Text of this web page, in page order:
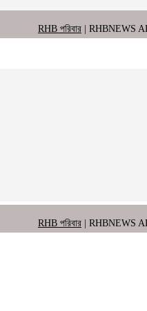
RHB পরিবার | RHBNEWS
RHB পরিবার | RHBNEWS